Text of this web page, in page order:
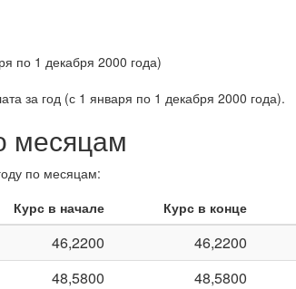
за год (с 1 января по 1 декабря 2000 года).
месяцам
по месяцам:
Курс в начале Курс в конце
46,2200 46,2200
48,5800 48,5800